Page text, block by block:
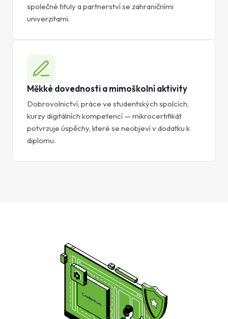
společné tituly a partnerství se zahraničními
univerzitami.
Měkké dovednosti a mimoškolní aktivity
Dobrovolnictví, práce ve studentských spolcích,
kurzy digitálních kompetencí — mikrocertifikát
potvrzuje úspěchy, které se neobjeví v dodatku k
diplomu.